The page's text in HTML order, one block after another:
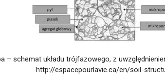
– schemat układu trójfazowego, z
http://espacepourlavie.ca/en/soil-